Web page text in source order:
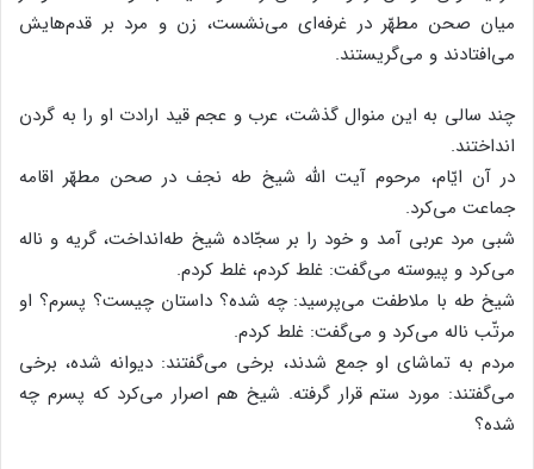
میان صحن مطهّر در غرفه‌ای می‌نشست، زن و مرد بر قدم‌هایش
می‌افتادند و می‌گریستند.
چند سالی به این منوال گذشت، عرب و عجم قید ارادت او را به گردن
انداختند.
در آن ایّام، مرحوم آیت الله شیخ طه نجف در صحن مطهّر اقامه
جماعت می‌کرد.
شبی مرد عربی آمد و خود را بر سجّاده شیخ طه‌انداخت، گریه و ناله
می‌کرد و پیوسته می‌گفت: غلط کردم، غلط کردم.
شیخ طه با ملاطفت می‌پرسید: چه شده؟ داستان چیست؟ پسرم؟ او
مرتّب ناله می‌کرد و می‌گفت: غلط کردم.
مردم به تماشای او جمع شدند، برخی می‌گفتند: دیوانه شده، برخی
می‌گفتند: مورد ستم قرار گرفته. شیخ هم اصرار می‌کرد که پسرم چه
شده؟